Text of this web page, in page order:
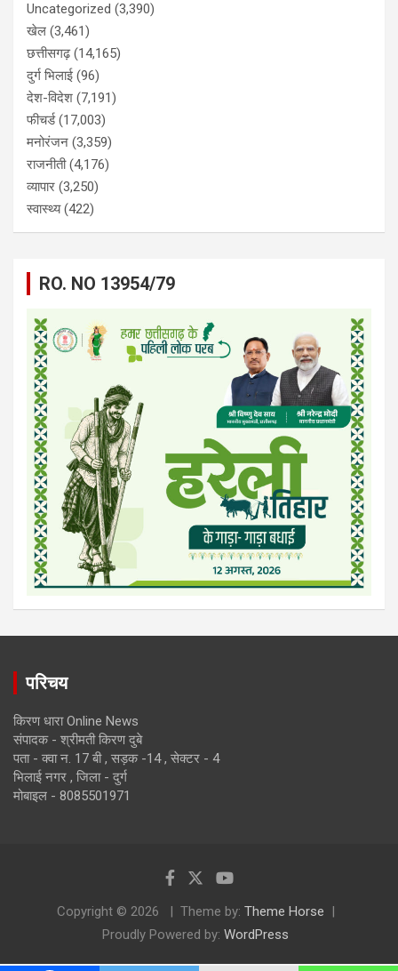
Uncategorized (3,390)
खेल (3,461)
छत्तीसगढ़(14,165)
दुर्ग भिलाई (96)
देश-विदेश (7,191)
फीचर्ड(17,003)
मनोरंजन (3,359)
राजनीती(4,176)
व्यापार (3,250)
स्वास्थ्य(422)
RO. NO 13954/79
परिचय
किरण धारा Online News
संपादक - श्रीमती किरण दुबे
पता - क्वा न. 17 बी , सड़क -14 , सेक्टर - 4
भिलाई नगर , जिला - दुर्ग
मोबाइल - 8085501971
Copyright © 2026 Theme by: Theme Horse
Proudly Powered by: WordPress